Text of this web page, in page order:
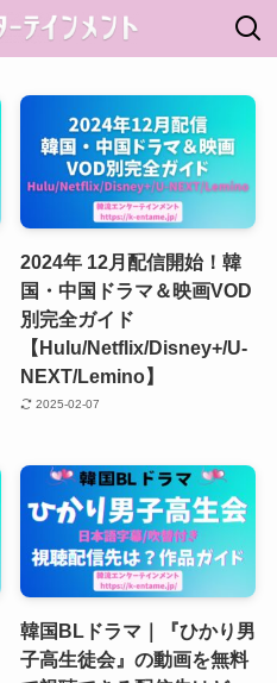
2024年 12月配信開始！韓
国・中国ドラマ＆映画VOD
別完全ガイド
【Hulu/Netflix/Disney+/U-
NEXT/Lemino】
2025-02-07
韓国BLドラマ｜『ひかり男
子高生徒会』の動画を無料